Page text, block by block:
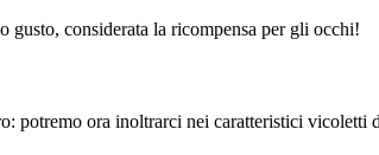
considerata la ricompensa per gli occhi!
potremo ora inoltrarci nei caratteristici